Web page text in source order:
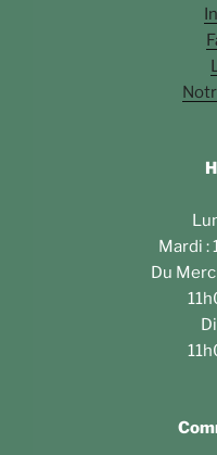
Mardi :
Du